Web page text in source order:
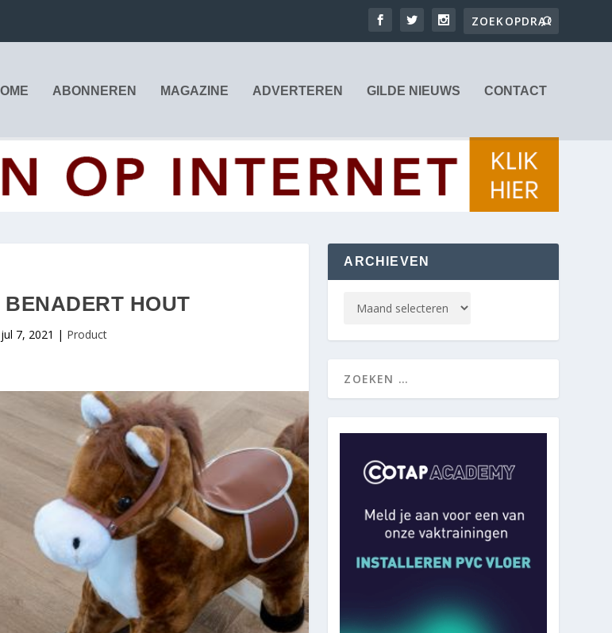
ABONNEREN MAGAZINE ADVERTEREN GILDE NIEUWS CONTACT
HOUT
jul 7, 2021 | Product
ARCHIEVEN